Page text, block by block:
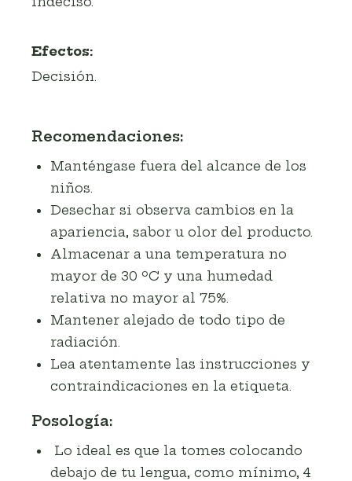
Efectos:
Decisión.
Recomendaciones:
Manténgase fuera del alcance de los
niños.
Desechar si observa cambios en la
apariencia, sabor u olor del producto.
Almacenar a una temperatura no
mayor de 30 ºC y una humedad
relativa no mayor al 75%.
Mantener alejado de todo tipo de
radiación.
Lea atentamente las instrucciones y
contraindicaciones en la etiqueta.
Posología:
Lo ideal es que la tomes colocando
debajo de tu lengua, como mínimo, 4